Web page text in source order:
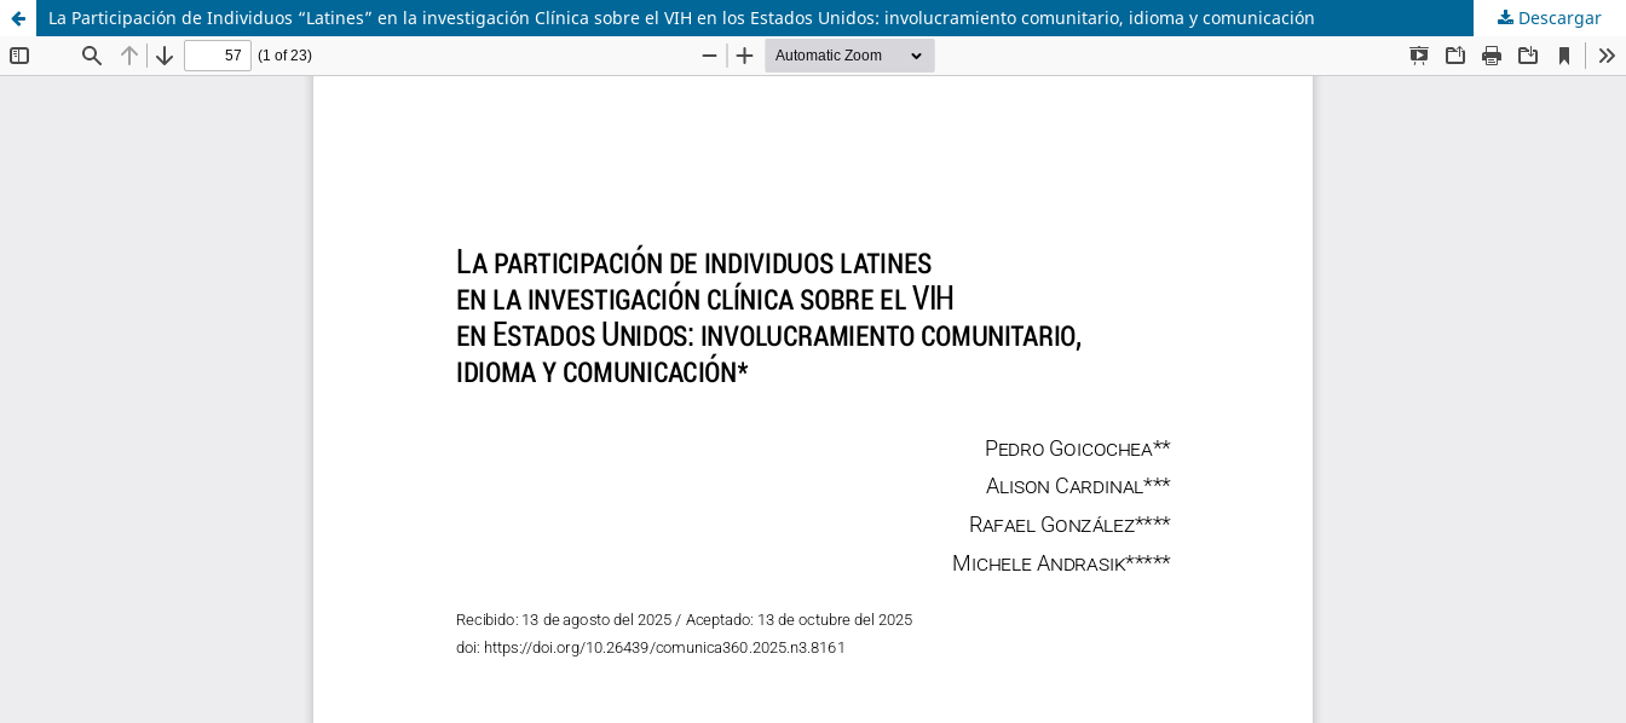
La Participación de Individuos “Latines” en la investigación Clínica sobre el VIH en los Estados Unidos: involucramiento comunitario, idioma y comunicación Descargar